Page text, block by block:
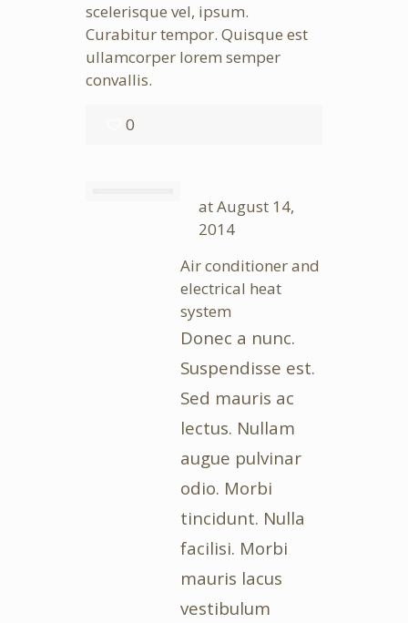
scelerisque vel, ipsum.
Curabitur tempor. Quisque est
ullamcorper lorem semper
convallis.
0
atAugust 14,
2014
Air conditioner and
electrical heat
system
Donec a nunc.
Suspendisse est.
Sed mauris ac
lectus. Nullam
augue pulvinar
odio. Morbi
tincidunt. Nulla
facilisi. Morbi
mauris lacus
vestibulum